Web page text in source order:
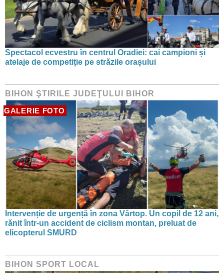
Spectacol ecvestru în centrul Oradiei: cai campioni și
atelaje de competiție pe străzile orașului
BIHON ŞTIRILE JUDEŢULUI BIHOR
GALERIE FOTO
Intervenție de urgență în zona Vârtop. Un copil de 12 ani,
rănit într-un accident de ciclism montan, preluat de
elicopterul SMURD
BIHON SPORT LOCAL